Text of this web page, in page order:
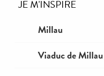
JE M'INSPIRE
Millau
Viaduc de Millau
du décor
richesse du monde
du causse Méjean
complexes semblent
Armand est bien en